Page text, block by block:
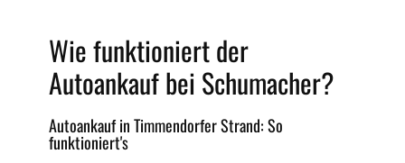
Wie funktioniert der
Autoankauf bei Schumacher?
Autoankauf in Timmendorfer Strand: So
funktioniert's